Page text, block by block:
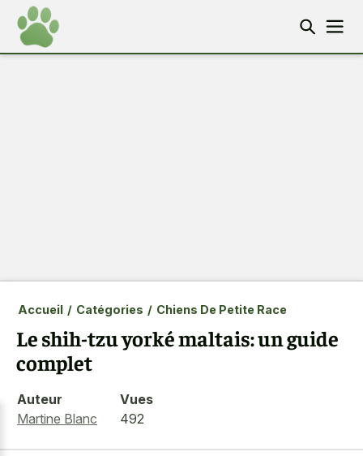
Accueil / Catégories / Chiens De Petite Race
Le shih-tzu yorké maltais: un guide
complet
Auteur
Martine Blanc
Vues
492